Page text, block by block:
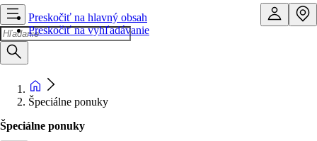
Preskočiť na hlavný obsah
Preskočiť na vyhľadávanie
Špeciálne ponuky
Špeciálne ponuky